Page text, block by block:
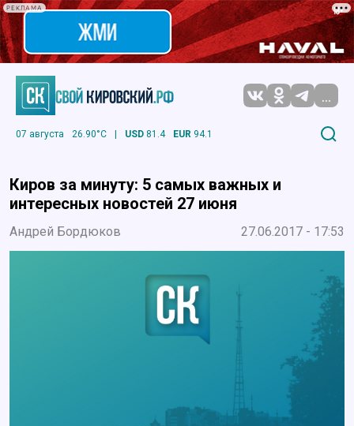
РЕКЛАМА
...
07 августа 26.90°C | USD 81.4 EUR 94.1
Киров за минуту: 5 самых важных и
интересных новостей 27 июня
Андрей Бордюков 27.06.2017 - 17:53